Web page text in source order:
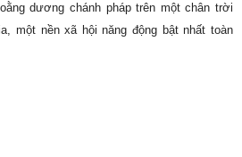
dương chánh pháp trên một chân trời
một nền xã hội năng động bật nhất toàn